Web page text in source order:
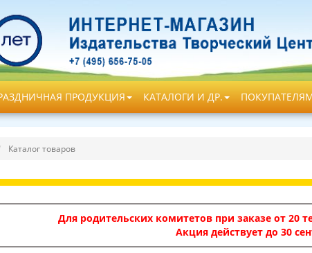
ПРОДУКЦИЯ КАТАЛОГИ И ДР.
Каталог товаров
Для родительских комитетов при заказе от 20
Акция действует до 30